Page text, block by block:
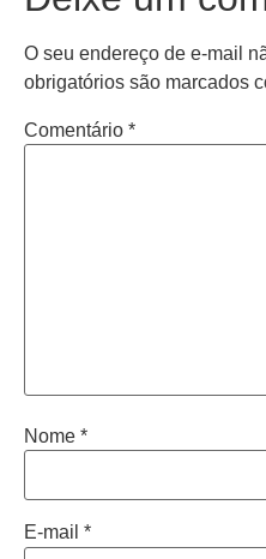
O seu endereço de e-mail
obrigatórios são marcados
Comentário *
Nome *
E-mail *